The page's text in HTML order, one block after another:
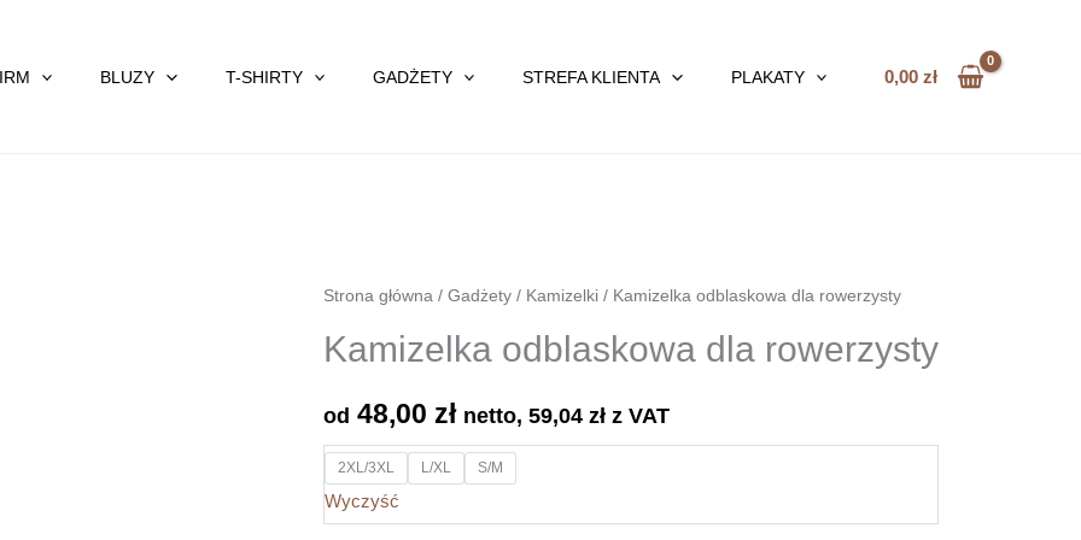
BLUZY T-SHIRTY GADŻETY STREFA KLIENTA PLAKATY 0,00zł
Strona główna /Gadżety / Kamizelki / Kamizelka odblaskowa dla rowerzysty
Kamizelka odblaskowa dla rowerzysty
od 48,00 zł netto,59,04zł z VAT
2XL/3XL L/XL S/M
Wyczyść